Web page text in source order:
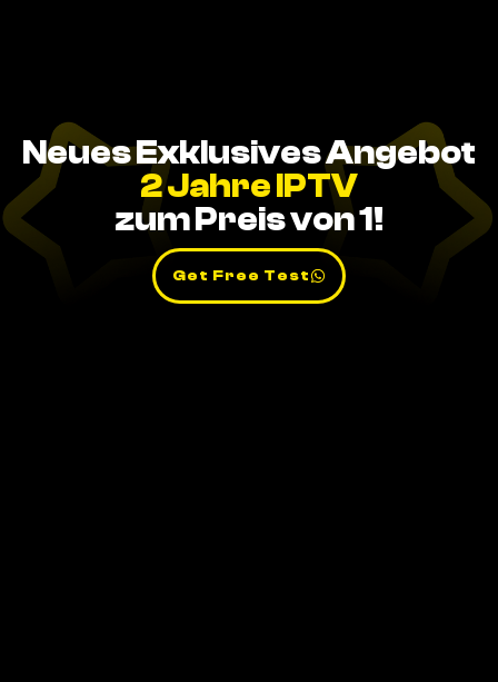
Neues Exklusives Angebot
2 Jahre IPTV
zum Preis von 1!
Get Free Test